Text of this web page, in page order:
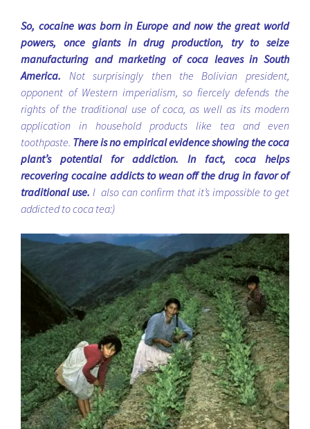
So, cocaine was born in Europe and now the great world
powers, once giants in drug production, try to seize
manufacturing and marketing of coca leaves in South
America. Not surprisingly then the Bolivian president,
opponent of Western imperialism, so fiercely defends the
rights of the traditional use of coca, as well as its modern
application in household products like tea and even
toothpaste. There is no empirical evidence showing the coca
plant’s potential for addiction. In fact, coca helps
recovering cocaine addicts to wean off the drug in favor of
traditional use. I also can confirm that it’s impossible to get
addicted to coca tea:)